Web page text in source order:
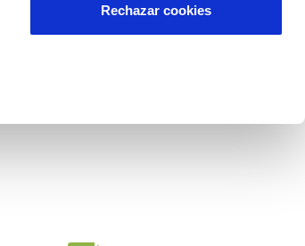
Rechazar cookies
Comunica anomalías o posibles